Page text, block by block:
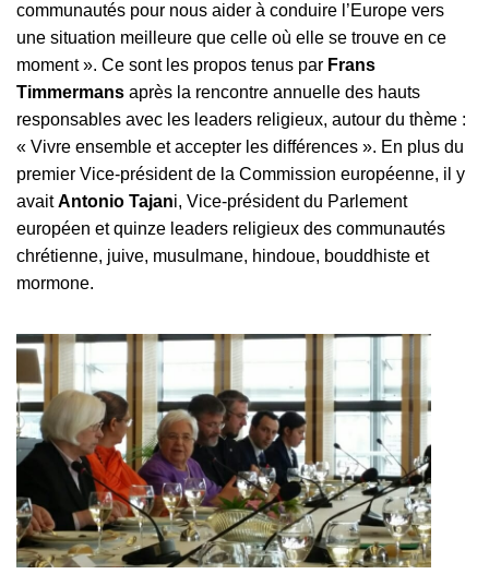
communautés pour nous aider à conduire l’Europe vers
une situation meilleure que celle où elle se trouve en ce
moment ». Ce sont les propos tenus par Frans
Timmermans après la rencontre annuelle des hauts
responsables avec les leaders religieux, autour du thème :
« Vivre ensemble et accepter les différences ». En plus du
premier Vice-président de la Commission européenne, il y
avaitAntonio Tajani, Vice-président du Parlement
européen et quinze leaders religieux des communautés
chrétienne, juive, musulmane, hindoue, bouddhiste et
mormone.